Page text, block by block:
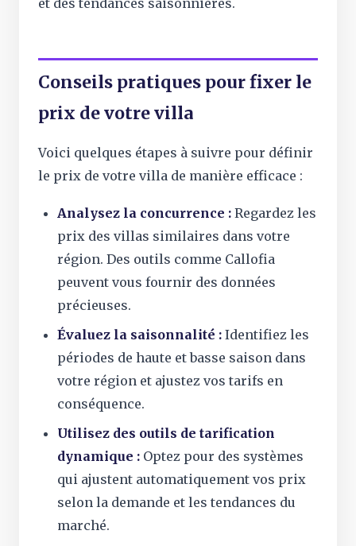
et des tendances saisonnières.
Conseils pratiques pour fixer le
prix de votre villa
Voici quelques étapes à suivre pour définir
le prix de votre villa de manière efficace :
Analysez la concurrence : Regardez les
prix des villas similaires dans votre
région. Des outils comme Callofia
peuvent vous fournir des données
précieuses.
Évaluez la saisonnalité : Identifiez les
périodes de haute et basse saison dans
votre région et ajustez vos tarifs en
conséquence.
Utilisez des outils de tarification
dynamique : Optez pour des systèmes
qui ajustent automatiquement vos prix
selon la demande et les tendances du
marché.